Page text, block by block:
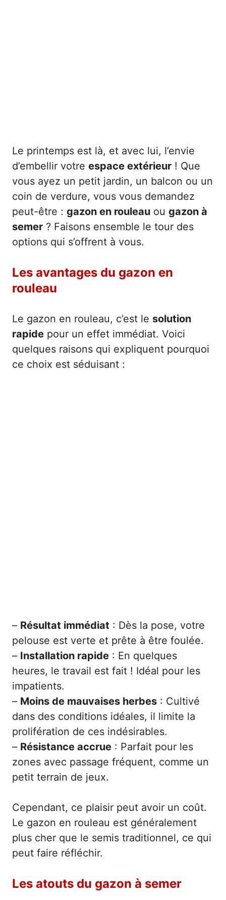
Le printemps est là, et avec lui, l’envie
d’embellir votre espace extérieur ! Que
vous ayez un petit jardin, un balcon ou un
coin de verdure, vous vous demandez
peut-être : gazon en rouleau ou gazon à
semer ? Faisons ensemble le tour des
options qui s’offrent à vous.
Les avantages du gazon en
rouleau
Le gazon en rouleau, c’est le solution
rapide pour un effet immédiat. Voici
quelques raisons qui expliquent pourquoi
ce choix est séduisant :
– Résultat immédiat : Dès la pose, votre
pelouse est verte et prête à être foulée.
– Installation rapide : En quelques
heures, le travail est fait ! Idéal pour les
impatients.
– Moins de mauvaises herbes : Cultivé
dans des conditions idéales, il limite la
prolifération de ces indésirables.
– Résistance accrue : Parfait pour les
zones avec passage fréquent, comme un
petit terrain de jeux.
Cependant, ce plaisir peut avoir un coût.
Le gazon en rouleau est généralement
plus cher que le semis traditionnel, ce qui
peut faire réfléchir.
Les atouts du gazon à semer